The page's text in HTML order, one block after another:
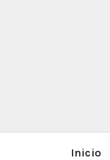
Inicio